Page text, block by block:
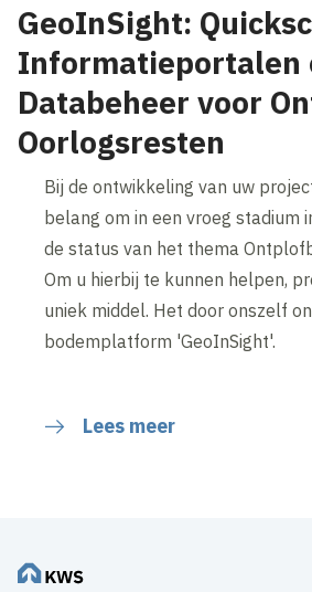
GeoInSight:
Informatieportalen
Databeheer voor
Oorlogsresten
Bij de ontwikkeling van uw
belang om in een vroeg stadium
de status van het thema
Om u hierbij te kunnen helpen,
uniek middel. Het door onszelf
bodemplatform 'GeoInSight'.
Lees meer